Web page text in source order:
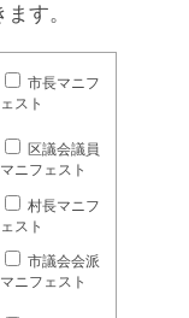
す。
市長マニフ
ェスト
区議会議員
マニフェスト
村長マニフ
ェスト
市議会会派
マニフェスト